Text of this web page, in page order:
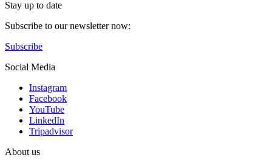
Stay up to date
Subscribe to our newsletter now:
Subscribe
Social Media
Instagram
Facebook
YouTube
LinkedIn
Tripadvisor
About us